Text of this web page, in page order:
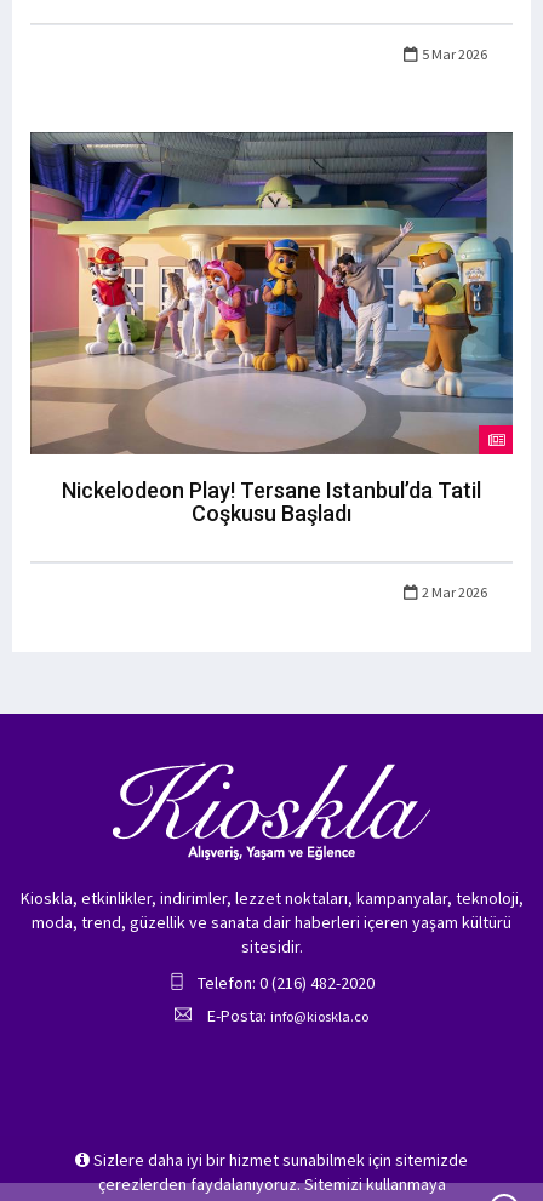
5 Mar 2026
Nickelodeon Play! Tersane Istanbul’da Tatil
Coşkusu Başladı
2 Mar 2026
Sizlere daha iyi bir hizmet sunabilmek için sitemizde
çerezlerden faydalanıyoruz. Sitemizi kullanmaya
Kioskla, etkinlikler, indirimler, lezzet noktaları, kampanyalar, teknoloji,
moda, trend, güzellik ve sanata dair haberleri içeren yaşam kültürü
sitesidir.
Telefon: 0 (216) 482-2020
E-Posta: info@kioskla.co